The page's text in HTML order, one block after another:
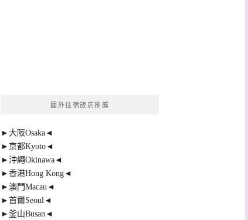
國外住宿飯店推薦
►大阪Osaka◄
►京都Kyoto◄
►沖繩Okinawa◄
►香港Hong Kong◄
►澳門Macau◄
►首爾Seoul◄
►釜山Busan◄